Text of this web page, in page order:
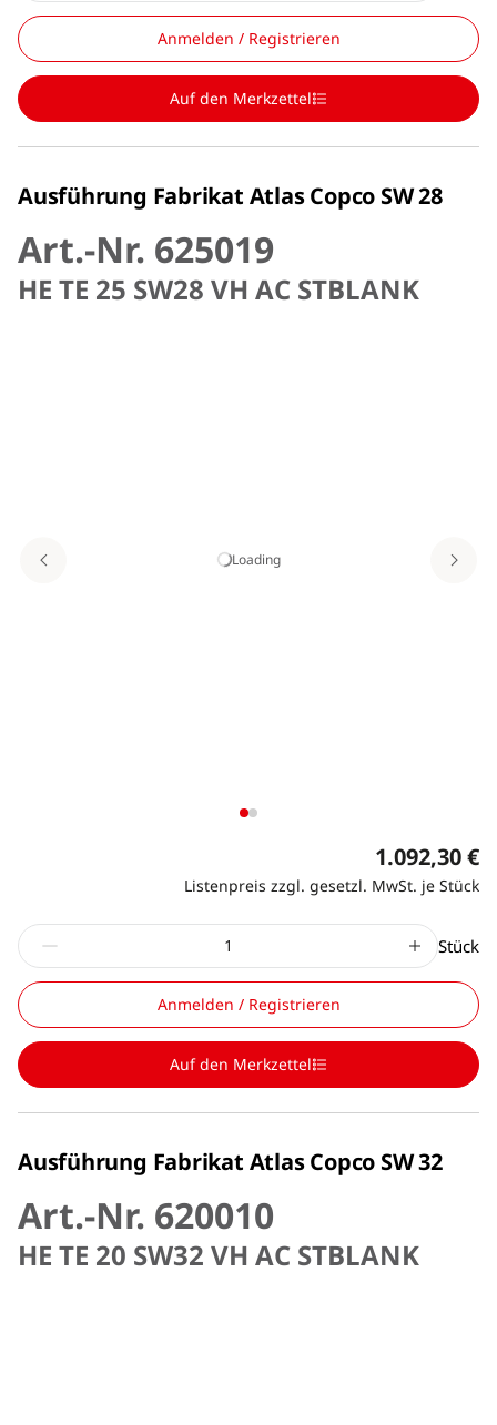
Anmelden / Registrieren
Auf den Merkzettel
Ausführung Fabrikat Atlas Copco SW 28
Art.-Nr. 625019
HE TE 25 SW28 VH AC STBLANK
Loading
1.092,30 €
Listenpreis zzgl. gesetzl. MwSt. je Stück
Stück
Anmelden / Registrieren
Auf den Merkzettel
Ausführung Fabrikat Atlas Copco SW 32
Art.-Nr. 620010
HE TE 20 SW32 VH AC STBLANK